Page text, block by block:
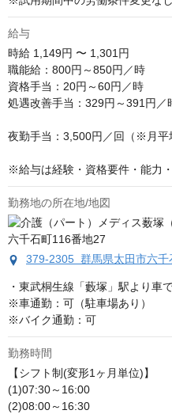
給与
時給 1,149円 〜 1,301円
職能給：800円～850円／時
資格手当：20円～60円／時
処遇改善手当：329円～391円／
夜勤手当：3,500円／回（※月平
※給与は経験・資格要件・能力
勤務地の所在地/地図
379-2305 群馬県太田市六千
・東武桐生線「藪塚」駅より車
※車通勤：可（駐車場あり）
※バイク通勤：可
勤務時間
【シフト制(変形1ヶ月単位)】
(1)07:30～16:00
(2)08:00～16:30